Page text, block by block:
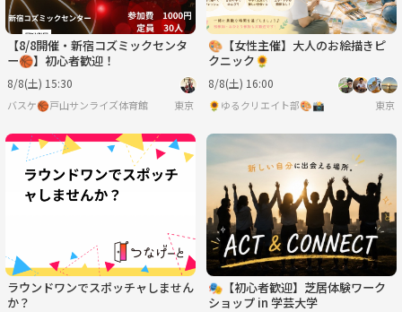
【8/8開催・新宿コズミックセンタ
ー🏀】初心者歓迎！
8/8(土) 15:30
バスケ🏀戸山サンライズ体育館 東京
🎨【女性主催】大人のお絵描きピ
クニック🌻
8/8(土) 16:00
🌻ゆるクリエイト部🎨📸 東京
ラウンドワンでスポッチャしません
か？
🎭【初心者歓迎】芝居体験ワーク
ショップ in 学芸大学